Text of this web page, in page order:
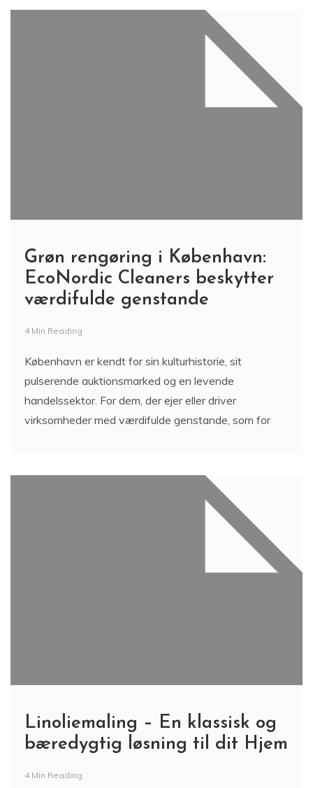
Grøn rengøring i København:
EcoNordic Cleaners beskytter
værdifulde genstande
4 Min Reading
København er kendt for sin kulturhistorie, sit
pulserende auktionsmarked og en levende
handelssektor. For dem, der ejer eller driver
virksomheder med værdifulde genstande, som for
Linoliemaling – En klassisk og
bæredygtig løsning til dit Hjem
4 Min Reading